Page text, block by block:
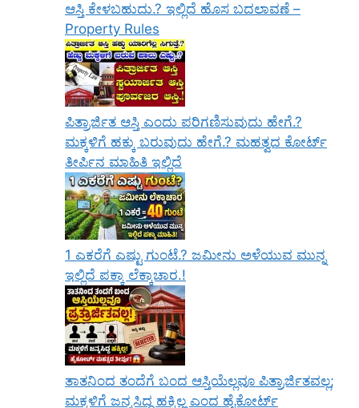
ಆಸ್ತಿ ಕೇಳಬಹುದು.? ಇಲ್ಲಿದೆ ಹೊಸ ಬದಲಾವಣೆ –
Property Rules
ಪಿತ್ರಾರ್ಜಿತ ಆಸ್ತಿ ಎಂದು ಪರಿಗಣಿಸುವುದು ಹೇಗೆ.?
ಮಕ್ಕಳಿಗೆ ಹಕ್ಕು ಬರುವುದು ಹೇಗೆ.? ಮಹತ್ವದ ಕೋರ್ಟ್
ತೀರ್ಪಿನ ಮಾಹಿತಿ ಇಲ್ಲಿದೆ
1 ಎಕರೆಗೆ ಎಷ್ಟು ಗುಂಟೆ.? ಜಮೀನು ಅಳೆಯುವ ಮುನ್ನ
ಇಲ್ಲಿದೆ ಪಕ್ಕಾ ಲೆಕ್ಕಾಚಾರ.!
ತಾತನಿಂದ ತಂದೆಗೆ ಬಂದ ಆಸ್ತಿಯೆಲ್ಲವೂ ಪಿತ್ರಾರ್ಜಿತವಲ್ಲ;
ಮಕ್ಕಳಿಗೆ ಜನ್ಮಸಿದ್ಧ ಹಕ್ಕಿಲ್ಲ ಎಂದ ಹೈಕೋರ್ಟ್